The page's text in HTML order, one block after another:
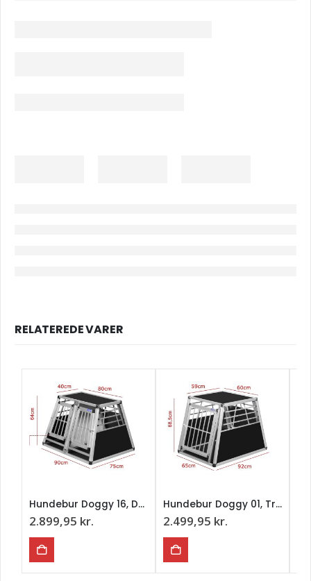
RELATEREDE VARER
Hundebur Doggy 16, Dobbelt Transportbur Med Kant
2.899,95 kr.
Hundebur Doggy 01, Transportbur, Enkelt
2.499,95 kr.